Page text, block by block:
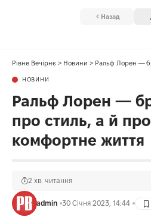
Назад
Рівне Вечірнє > Новини > Ральф Лорен — бренд не
НОВИНИ
Ральф Лорен —
про стиль, а й
комфортне життя
admin 30 Січня 2023, 14:44
2 хв. читання